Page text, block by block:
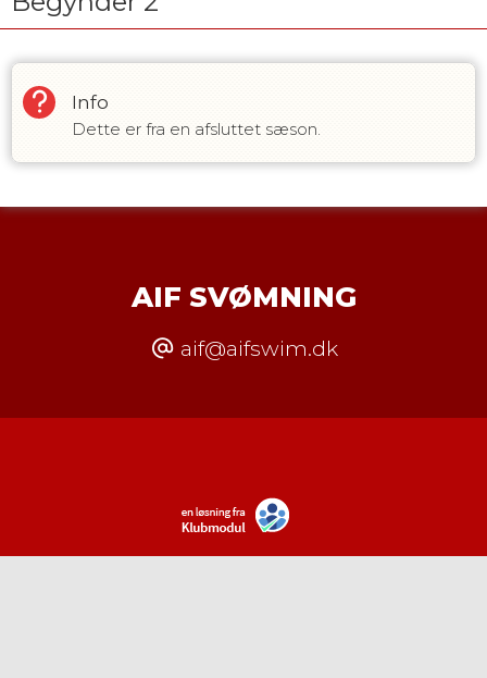
Info
Dette er fra en afsluttet sæson.
AIF SVØMNING
aif@aifswim.dk